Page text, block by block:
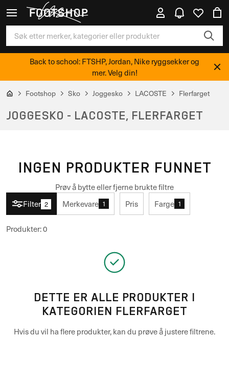
Back to school: FTSHP, Jordan, Nike ryggsekker og
mer. Velg din!
Footshop Sko Joggesko LACOSTE Flerfarget
JOGGESKO - LACOSTE, FLERFARGET
INGEN PRODUKTER FUNNET
Prøv å bytte eller fjerne brukte filtre
Filter 2 Merkevare 1 Pris Farge 1
Produkter:0
DETTE ER ALLE PRODUKTER I
KATEGORIEN FLERFARGET
Hvis du vil ha flere produkter, kan du prøve å justere filtrene.